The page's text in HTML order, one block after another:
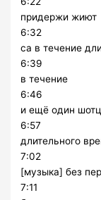
придержи жиют
6:32
са в течение
6:39
в течение
6:46
и ещё один
6:57
длительного
7:02
[музыка] без
7:11